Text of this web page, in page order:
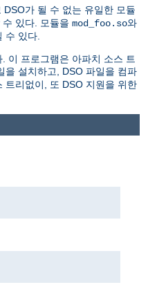
DSO가 될 수 없는 유일한 모듈
있다. 모듈을 mod_foo.so와
수 있다.
이 프로그램은 아파치 소스 트
을 설치하고, DSO 파일을 컴파
트리없이, 또 DSO 지원을 위한